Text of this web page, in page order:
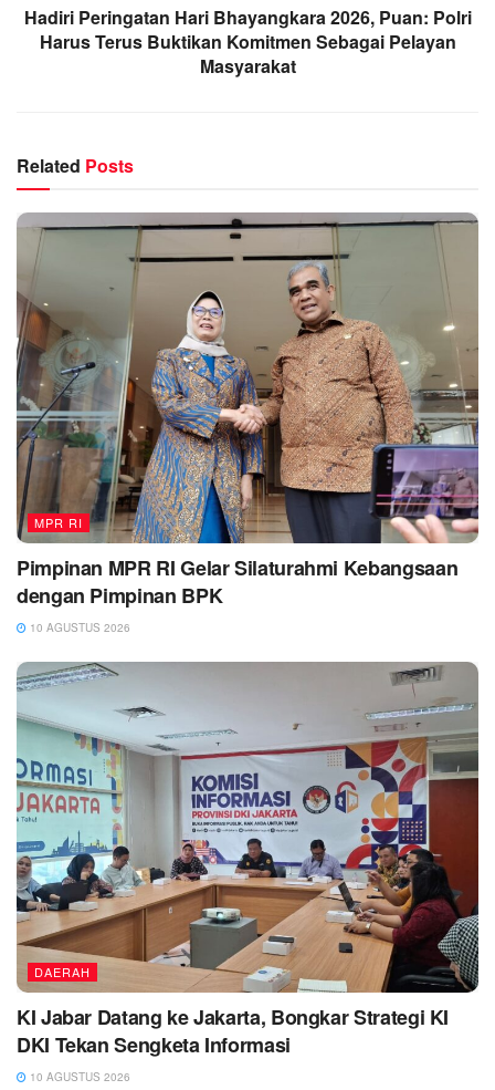
Hadiri Peringatan Hari Bhayangkara 2026, Puan: Polri
Harus Terus Buktikan Komitmen Sebagai Pelayan
Masyarakat
Related Posts
MPR RI
Pimpinan MPR RI Gelar Silaturahmi Kebangsaan
dengan Pimpinan BPK
10 AGUSTUS 2026
DAERAH
KI Jabar Datang ke Jakarta, Bongkar Strategi KI
DKI Tekan Sengketa Informasi
10 AGUSTUS 2026